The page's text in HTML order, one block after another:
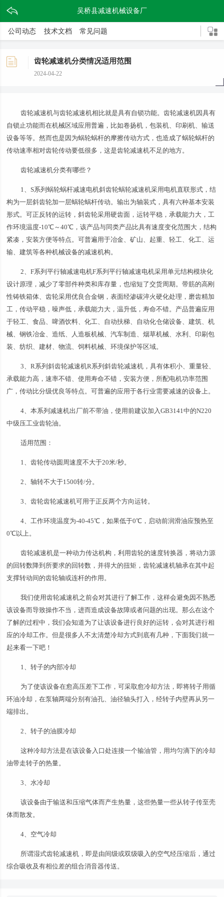
吴桥县减速机械设备厂
公司动态 技术文档 常见问题
齿轮减速机分类情况适用范围
2024-04-22
齿轮减速机与齿轮减速机相比就是具有自锁功能。齿轮减速机因具有
自锁止功能而在机械区域应用普遍，比如卷扬机，包装机、印刷机、输送
设备等等。然而也是因为蜗轮蜗杆的摩擦传动方式，也造成了蜗轮蜗杆的
传动速率相对齿轮传动要低很多，这是齿轮减速机不足的地方。
齿轮减速机分类有哪些？
1、S系列蜗轮蜗杆减速电机斜齿轮蜗轮减速机采用电机直联形式，结
构为一层斜齿轮加一层蜗轮蜗杆传动。输出为轴装式，具有六种基本安装
形式。可正反转的运转，斜齿轮采用硬齿面，运转平稳，承载能力大，工
作环境温度-10℃～40℃，该产品与同类产品比具有速度变化范围大，结构
紧凑，安装方便等特点。可普遍用于冶金、矿山、起重、轻工、化工、运
输、建筑等各种机械设备的减速机构。
2、F系列平行轴减速电机F系列平行轴减速电机采用单元结构模块化
设计原理，减少了零部件种类和库存量，也缩短了交货周期。带筋的高刚
性铸铁箱体、齿轮采用优良合金钢，表面经渗碳淬火硬化处理，磨齿精加
工，传动平稳，噪声低，承载能力大，温升低，寿命不错。产品普遍应用
于轻工、食品、啤酒饮料、化工、自动扶梯、自动化仓储设备、建筑、机
械、钢铁冶金、造纸、人造板机械、汽车制造、烟草机械、水利、印刷包
装、纺织、建材、物流、饲料机械、环境保护等区域。
3、R系列斜齿轮减速机R系列斜齿轮减速机，具有体积小、重量轻、
承载能力高，速率不错、使用寿命不错，安装方便，所配电机功率范围
广，传动比分级优良等特点。可普遍的应用于各行业需要减速的设备上。
4、本系列减速机出厂前不带油，使用前建议加入GB3141中的N220
中级压工业齿轮油。
适用范围：
1、齿轮传动圆周速度不大于20米/秒。
2、轴转不大于1500转/分。
3、齿轮齿轮减速机可用于正反两个方向运转。
4、工作环境温度为-40-45℃，如果低于0℃，启动前润滑油应预热至
0℃以上。
齿轮减速机是一种动力传达机构，利用齿轮的速度转换器，将动力源
的回转数降到所要求的回转数，并得大的扭矩，齿轮减速机轴承在其中起
支撑转动间的齿轮轴或连杆的作用。
我们使用齿轮减速机之前会对其进行了解工作，这样会避免因不熟悉
该设备而导致操作不当，进而造成设备故障或者问题的出现。那么在这个
了解的过程中，我们会知道为了让该设备进行良好的运转，会对其进行相
应的冷却工作。但是很多人不太清楚冷却方式到底有几种，下面我们就一
起来看一下吧！
1、转子的内部冷却
为了使该设备在愈高压差下工作，可采取愈冷却方法，即将转子用循
环油冷却，在泵轴两端分别有油孔、油径轴头打入，经转子内壁再从另一
端排出。
2、转子的油膜冷却
这种冷却方法是在该设备入口处连接一个输油管，用均匀滴下的冷却
油带走转子的热量。
3、水冷却
该设备由于输送和压缩气体而产生热量，这些热量一些从转子传至壳
体而散发。
4、空气冷却
所谓湿式齿轮减速机，即是由间级或双级吸入的空气经压缩后，通过
综合吸收及有相位差的组合消音器传送。